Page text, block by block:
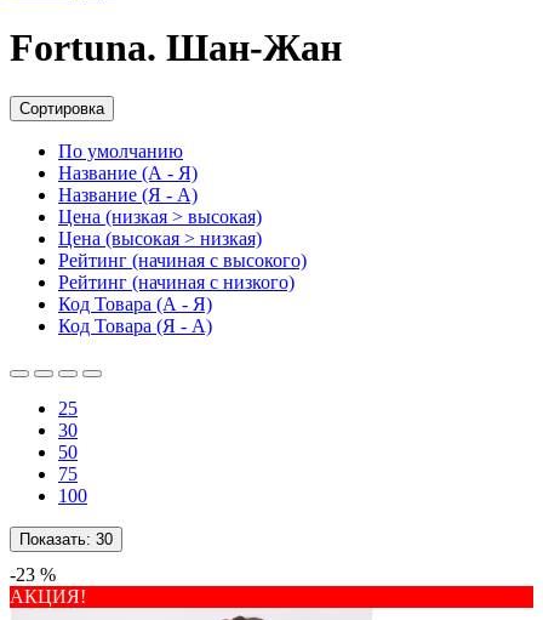
Fortuna. Шан-Жан
Сортировка
По умолчанию
Название (А - Я)
Название (Я - А)
Цена (низкая > высокая)
Цена (высокая > низкая)
Рейтинг (начиная с высокого)
Рейтинг (начиная с низкого)
Код Товара (А - Я)
Код Товара (Я - А)
25
30
50
75
100
Показать: 30
-23 %
АКЦИЯ!